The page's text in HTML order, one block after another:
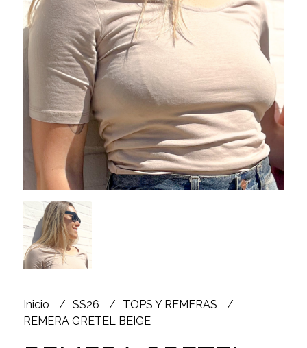
Inicio SS26
TOPS Y REMERAS
REMERA GRETEL BEIGE